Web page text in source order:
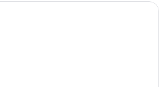
Sengetøy av topp kvalitet, minibar,